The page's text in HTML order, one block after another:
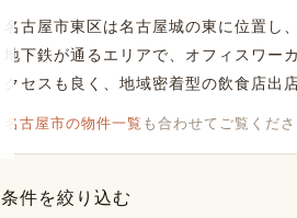
名古屋市東区は名古屋城の東に位置
地下鉄が通るエリアで、オフィスワ
クセスも良く、地域密着型の飲食店出
名古屋市の物件一覧 も合わせてご覧くだ
条件を絞り込む